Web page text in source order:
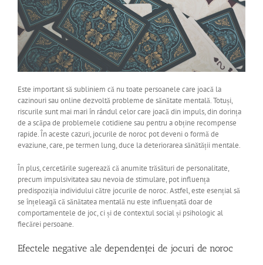
Este important să subliniem că nu toate persoanele care joacă la
cazinouri sau online dezvoltă probleme de sănătate mentală. Totuși,
riscurile sunt mai mari în rândul celor care joacă din impuls, din dorința
de a scăpa de problemele cotidiene sau pentru a obține recompense
rapide. În aceste cazuri, jocurile de noroc pot deveni o formă de
evaziune, care, pe termen lung, duce la deteriorarea sănătății mentale.
În plus, cercetările sugerează că anumite trăsături de personalitate,
precum impulsivitatea sau nevoia de stimulare, pot influența
predispoziția individului către jocurile de noroc. Astfel, este esențial să
se înțeleagă că sănătatea mentală nu este influențată doar de
comportamentele de joc, ci și de contextul social și psihologic al
fiecărei persoane.
Efectele negative ale dependenței de jocuri de noroc